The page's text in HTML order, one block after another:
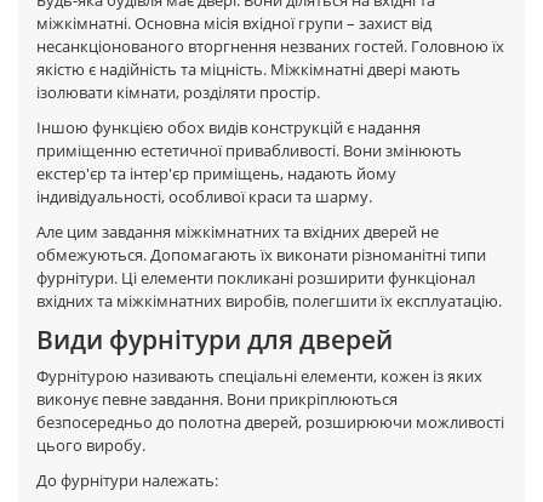
міжкімнатні. Основна місія вхідної групи – захист від
несанкціонованого вторгнення незваних гостей. Головною їх
якістю є надійність та міцність. Міжкімнатні двері мають
ізолювати кімнати, розділяти простір.
Іншою функцією обох видів конструкцій є надання
приміщенню естетичної привабливості. Вони змінюють
екстер'єр та інтер'єр приміщень, надають йому
індивідуальності, особливої краси та шарму.
Але цим завдання міжкімнатних та вхідних дверей не
обмежуються. Допомагають їх виконати різноманітні типи
фурнітури. Ці елементи покликані розширити функціонал
вхідних та міжкімнатних виробів, полегшити їх експлуатацію.
Види фурнітури для дверей
Фурнітурою називають спеціальні елементи, кожен із яких
виконує певне завдання. Вони прикріплюються
безпосередньо до полотна дверей, розширюючи можливості
цього виробу.
До фурнітури належать: